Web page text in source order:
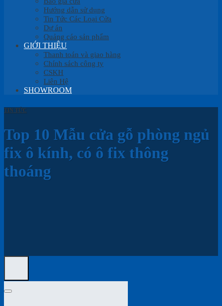
Hướng dẫn sử dụng
Tin Tức Các Loại Cửa
Dự án
Quảng cáo sản phẩm
GIỚI THIỆU
Thanh toán và giao hàng
Chính sách công ty
CSKH
Liên Hệ
SHOWROOM
TIN TỨC
Top 10 Mẫu cửa gỗ phòng ngủ
fix ô kính, có ô fix thông
thoáng